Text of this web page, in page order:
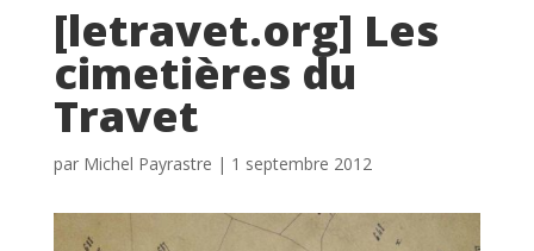
[letravet.org] Les
cimetières du
Travet
par Michel Payrastre | 1 septembre 2012